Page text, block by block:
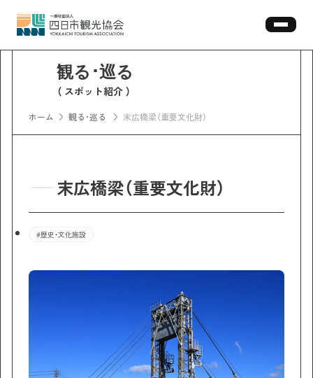
スポット紹介
ホーム 観る･巡る 末広橋梁（重要文化財）
末広橋梁（重要文化財）
#歴史・文化施設